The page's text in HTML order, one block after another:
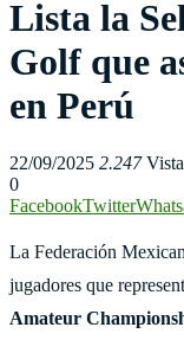
Lista la
Golf que
en Perú
22/09/2025 2.247
0
FacebookTwitter
La Federación
jugadores que
Amateur